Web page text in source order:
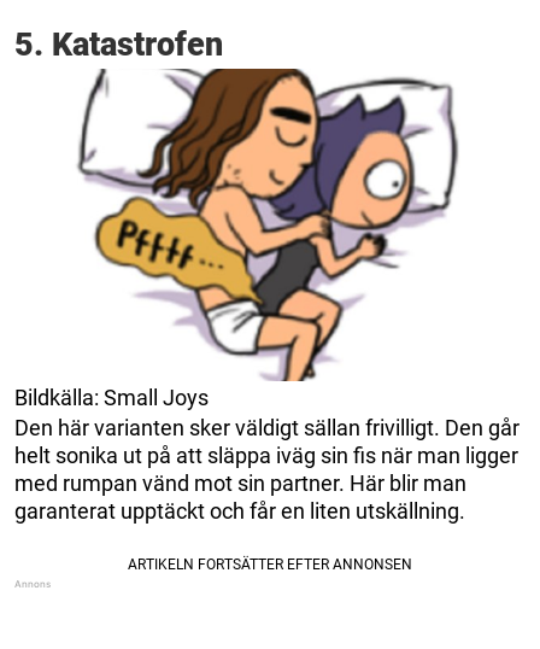
5. Katastrofen
Bildkälla: Small Joys
Den här varianten sker väldigt sällan frivilligt. Den går
helt sonika ut på att släppa iväg sin fis när man ligger
med rumpan vänd mot sin partner. Här blir man
garanterat upptäckt och får en liten utskällning.